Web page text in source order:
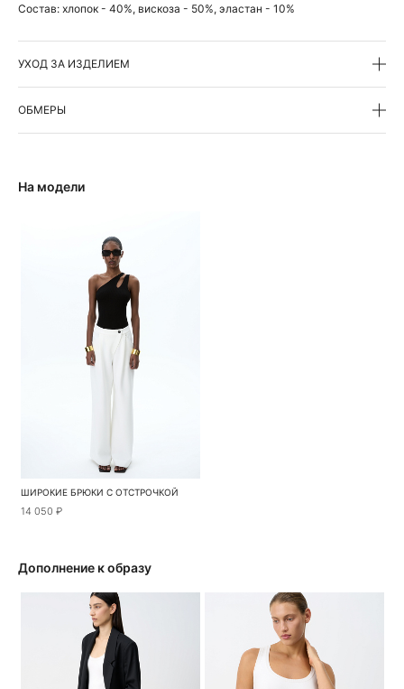
Состав: хлопок - 40%, вискоза - 50%, эластан - 10%
УХОД ЗА ИЗДЕЛИЕМ
ОБМЕРЫ
На модели
ШИРОКИЕ БРЮКИ С ОТСТРОЧКОЙ
14 050 ₽
Дополнение к образу